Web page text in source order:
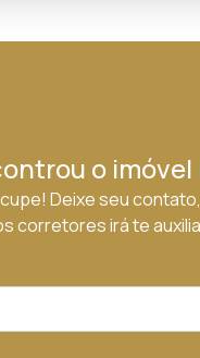
o imóvel
Deixe seu
corretores irá te